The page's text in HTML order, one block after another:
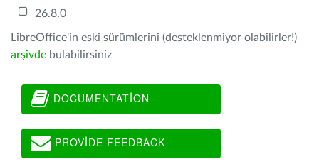
26.8.0
LibreOffice'in eski sürümlerini (desteklenmiyor olabilirler!)
arşivde bulabilirsiniz
DOCUMENTATION
PROVIDE FEEDBACK